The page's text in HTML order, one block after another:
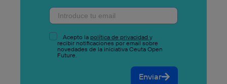
Acepto la política de privacidad y
recibir notificaciones por email sobre
novedades de la iniciativa Ceuta Open
Future.
Enviar